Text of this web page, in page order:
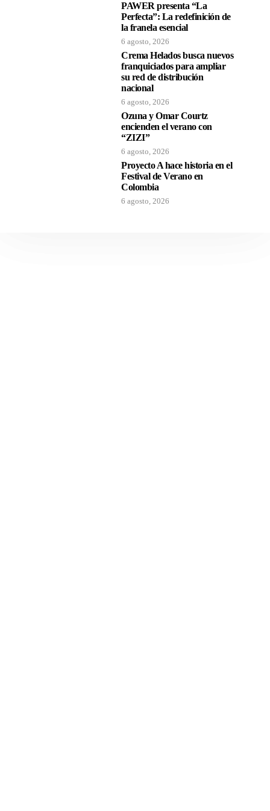
PAWER presenta “La
Perfecta”: La redefinición de
la franela esencial
6 agosto, 2026
Crema Helados busca nuevos
franquiciados para ampliar
su red de distribución
nacional
6 agosto, 2026
Ozuna y Omar Courtz
encienden el verano con
“ZIZI”
6 agosto, 2026
Proyecto A hace historia en el
Festival de Verano en
Colombia
6 agosto, 2026